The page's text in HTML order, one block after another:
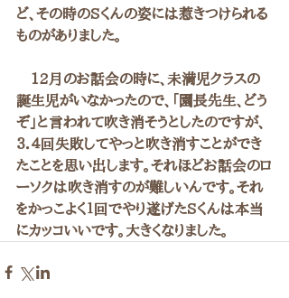
ど、その時のSくんの姿には惹きつけられる
ものがありました。
12月のお話会の時に、未満児クラスの
誕生児がいなかったので、「園長先生、どう
ぞ」と言われて吹き消そうとしたのですが、
３．４回失敗してやっと吹き消すことができ
たことを思い出します。それほどお話会のロ
ーソクは吹き消すのが難しいんです。それ
をかっこよく１回でやり遂げたSくんは本当
にカッコいいです。大きくなりました。